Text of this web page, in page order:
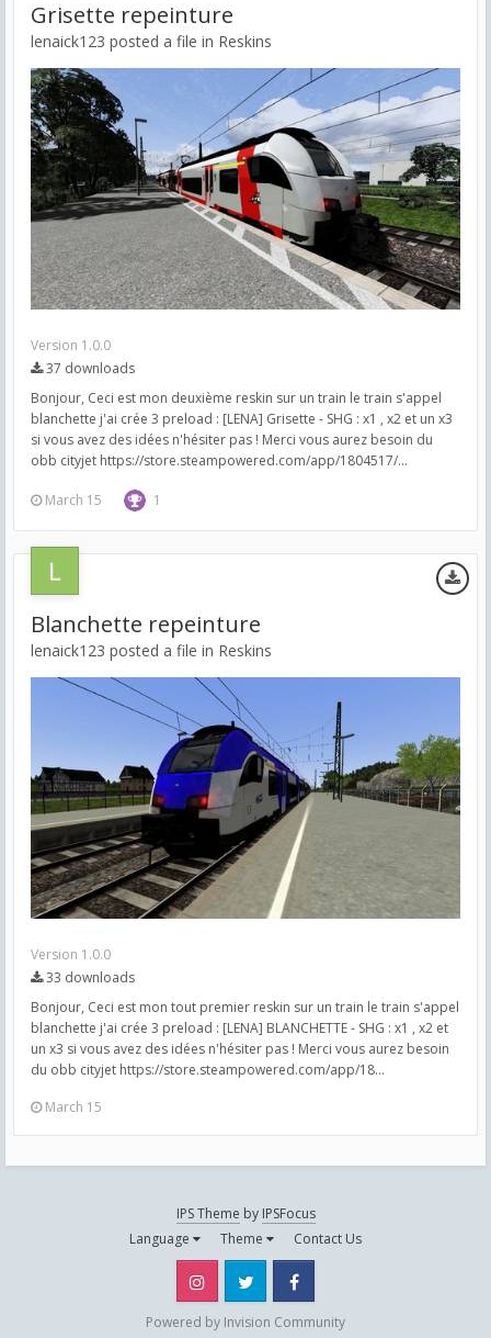
Grisette repeinture
lenaick123 posted a file in Reskins
Version 1.0.0
37 downloads
Bonjour, Ceci est mon deuxième reskin sur un train le train s'appel
blanchette j'ai crée 3 preload : [LENA] Grisette - SHG : x1 , x2 et un x3
si vous avez des idées n'hésiter pas ! Merci vous aurez besoin du
obb cityjet https://store.steampowered.com/app/1804517/...
March 15 1
Blanchette repeinture
lenaick123 posted a file in Reskins
Version 1.0.0
33 downloads
Bonjour, Ceci est mon tout premier reskin sur un train le train s'appel
blanchette j'ai crée 3 preload : [LENA] BLANCHETTE - SHG : x1 , x2 et
un x3 si vous avez des idées n'hésiter pas ! Merci vous aurez besoin
du obb cityjet https://store.steampowered.com/app/18...
March 15
IPS Theme by IPSFocus
Language
Theme Contact Us
Instagram Twitter
Powered by Invision Community